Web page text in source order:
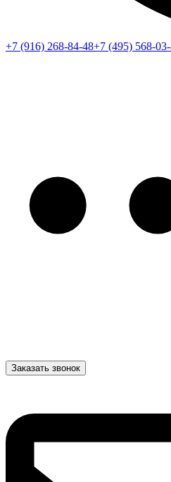
+7 (916) 268-84-48+7 (495) 568-
Заказать звонок